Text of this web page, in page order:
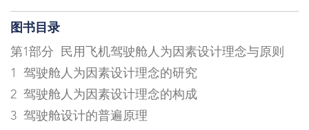
图书目录
第1部分 民用飞机驾驶舱人为因素设计理念与原则
1 驾驶舱人为因素设计理念的研究
2 驾驶舱人为因素设计理念的构成
3 驾驶舱设计的普遍原理